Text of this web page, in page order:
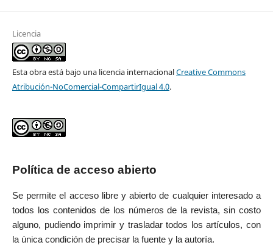
Licencia
Esta obra está bajo una licencia internacionalCreative Commons
Atribución-NoComercial-CompartirIgual 4.0.
Política de acceso abierto
Se permite el acceso libre y abierto de cualquier interesado a
todos los contenidos de los números de la revista, sin costo
alguno, pudiendo imprimir y trasladar todos los artículos, con
la única condición de precisar la fuente y la autoría.